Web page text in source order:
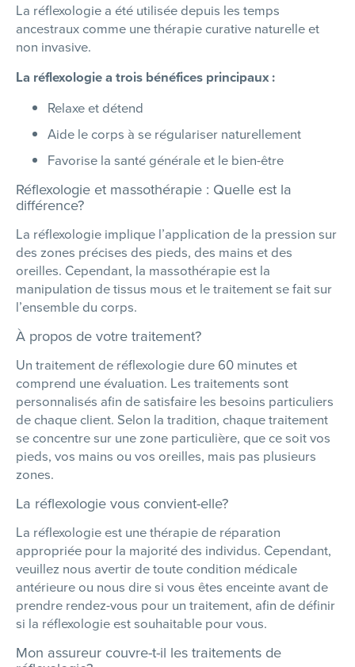
La réflexologie a été utilisée depuis les temps
ancestraux comme une thérapie curative naturelle et
non invasive.
La réflexologie a trois bénéfices principaux :
Relaxe et détend
Aide le corps à se régulariser naturellement
Favorise la santé générale et le bien-être
Réflexologie et massothérapie : Quelle est la
différence?
La réflexologie implique l’application de la pression sur
des zones précises des pieds, des mains et des
oreilles. Cependant, la massothérapie est la
manipulation de tissus mous et le traitement se fait sur
l’ensemble du corps.
À propos de votre traitement?
Un traitement de réflexologie dure 60 minutes et
comprend une évaluation. Les traitements sont
personnalisés afin de satisfaire les besoins particuliers
de chaque client. Selon la tradition, chaque traitement
se concentre sur une zone particulière, que ce soit vos
pieds, vos mains ou vos oreilles, mais pas plusieurs
zones.
La réflexologie vous convient-elle?
La réflexologie est une thérapie de réparation
appropriée pour la majorité des individus. Cependant,
veuillez nous avertir de toute condition médicale
antérieure ou nous dire si vous êtes enceinte avant de
prendre rendez-vous pour un traitement, afin de définir
si la réflexologie est souhaitable pour vous.
Mon assureur couvre-t-il les traitements de